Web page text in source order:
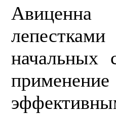
начальных